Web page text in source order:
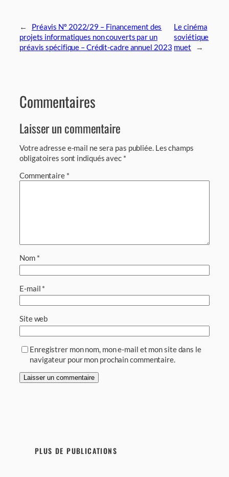
←
Préavis Nº 2022/29 – Financement des
projets informatiques non couverts par un
préavis spécifique – Crédit-cadre annuel 2023
Le cinéma
soviétique
muet
→
Commentaires
Laisser un commentaire
Votre adresse e-mail ne sera pas publiée. Les champs
obligatoires sont indiqués avec *
Commentaire *
Nom *
E-mail *
Site web
Enregistrer mon nom, mon e-mail et mon site dans le
navigateur pour mon prochain commentaire.
PLUS DE PUBLICATIONS